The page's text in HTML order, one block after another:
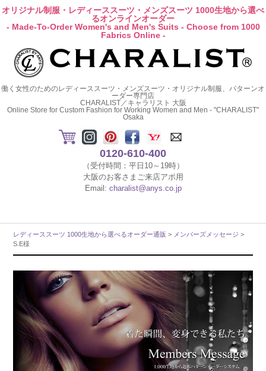
オリジナル制服・レディーススーツ・メンズスーツ 1000生地から選べ
るオンラインオーダー
- Made-To-Order Women's and Men's Suits - Choose from 1000
Fabrics Online -
働く女性のためのレディーススーツ・メンズスーツ・オリジナル制服、パターンオ
ーダー専門店
CHARALIST／キャラリスト 大阪
Online Store for Custom Fashion for Working Women and Men - "CHARALIST"
Osaka
0120-610-400
（受付時間：平日10～19時）
大阪のお客さまご来店アポ用
Email: charalist@anys.co.jp
レディーススーツ 1000生地から選べるオーダー通販 > メンバーズメッセージ >
S.E様